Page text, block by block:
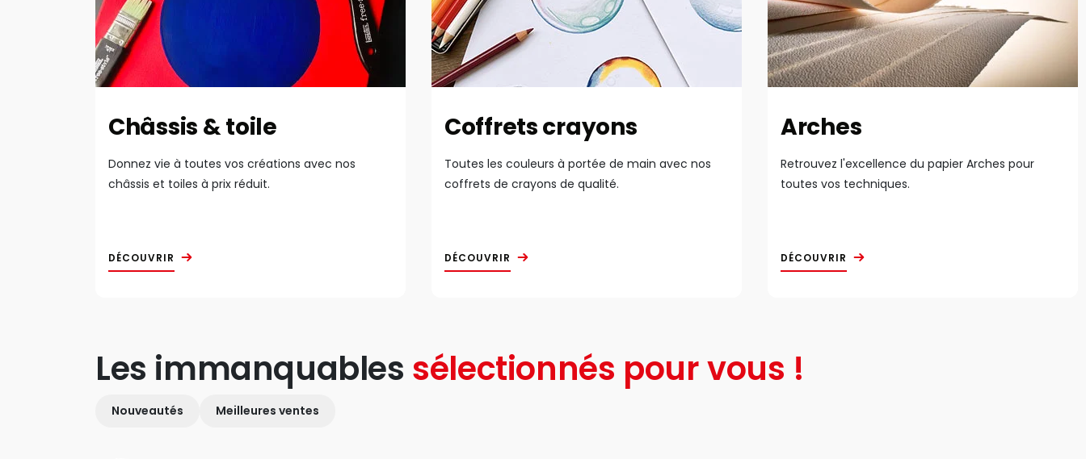
Châssis & toile
Donnez vie à toutes vos créations avec nos
châssis et toiles à prix réduit.
DÉCOUVRIR
Coffrets crayons
Toutes les couleurs à portée de main avec nos
coffrets de crayons de qualité.
DÉCOUVRIR
Arches
Retrouvez l'excellence du papier Arches pour
toutes vos techniques.
DÉCOUVRIR
Les immanquables sélectionnés pour vous !
Nouveautés Meilleures ventes